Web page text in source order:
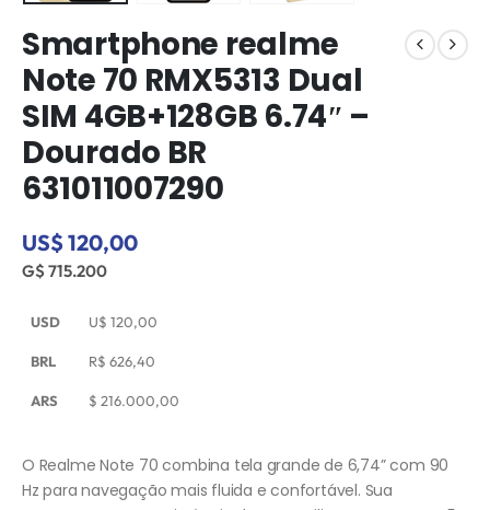
Smartphone realme
Note 70 RMX5313 Dual
SIM 4GB+128GB 6.74″ –
Dourado BR
631011007290
US$ 120,00
G$ 715.200
USD U$ 120,00
BRL R$ 626,40
ARS $ 216.000,00
O Realme Note 70 combina tela grande de 6,74” com 90
Hz para navegação mais fluida e confortável. Sua